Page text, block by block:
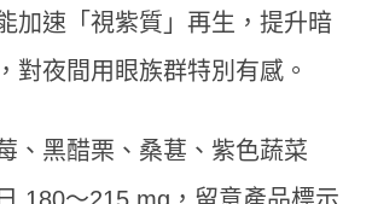
加速「視紫質」再生，提升暗
對夜間用眼族群特別有感。
、黑醋栗、桑葚、紫色蔬菜